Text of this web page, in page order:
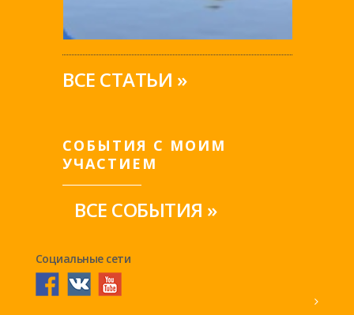
ВСЕ СТАТЬИ »
СОБЫТИЯ С МОИМ
УЧАСТИЕМ
ВСЕ СОБЫТИЯ »
Социальные сети